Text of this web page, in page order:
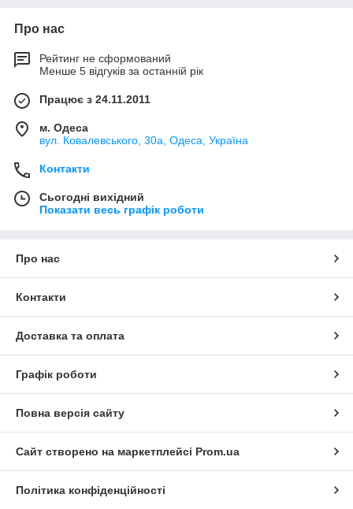
Про нас
Рейтинг не сформований
Менше 5 відгуків за останній рік
Працює з 24.11.2011
м. Одеса
вул. Ковалевського, 30а, Одеса, Україна
Контакти
Сьогодні вихідний
Показати весь графік роботи
Про нас
Контакти
Доставка та оплата
Графік роботи
Повна версія сайту
Сайт створено на маркетплейсі Prom.ua
Політика конфіденційності